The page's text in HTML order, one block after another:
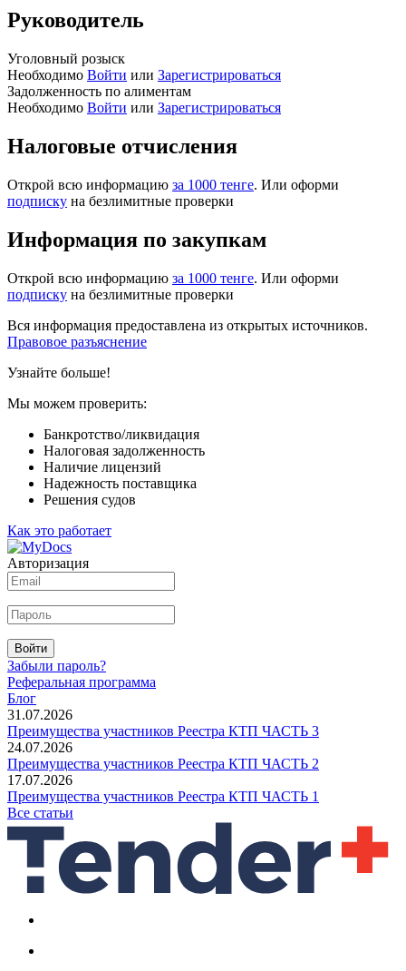
Руководитель
Уголовный розыск
Необходимо Войти или Зарегистрироваться
Задолженность по алиментам
Необходимо Войти или Зарегистрироваться
Налоговые отчисления
Открой всю информацию за 1000 тенге. Или оформи
подписку на безлимитные проверки
Информация по закупкам
Открой всю информацию за 1000 тенге. Или оформи
подписку на безлимитные проверки
Вся информация предоставлена из открытых источников.
Правовое разъяснение
Узнайте больше!
Мы можем проверить:
Банкротство/ликвидация
Налоговая задолженность
Наличие лицензий
Надежность поставщика
Решения судов
Как это работает
Авторизация
Войти
Забыли пароль?
Реферальная программа
Блог
31.07.2026
Преимущества участников Реестра КТП ЧАСТЬ 3
24.07.2026
Преимущества участников Реестра КТП ЧАСТЬ 2
17.07.2026
Преимущества участников Реестра КТП ЧАСТЬ 1
Все статьи